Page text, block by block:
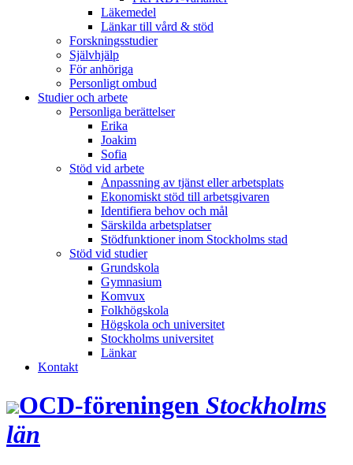
Läkemedel
Länkar till vård & stöd
Forskningsstudier
Självhjälp
För anhöriga
Personligt ombud
Studier och arbete
Personliga berättelser
Erika
Joakim
Sofia
Stöd vid arbete
Anpassning av tjänst eller arbetsplats
Ekonomiskt stöd till arbetsgivaren
Identifiera behov och mål
Särskilda arbetsplatser
Stödfunktioner inom Stockholms stad
Stöd vid studier
Grundskola
Gymnasium
Komvux
Folkhögskola
Högskola och universitet
Stockholms universitet
Länkar
Kontakt
OCD‑föreningen Stockholms
län